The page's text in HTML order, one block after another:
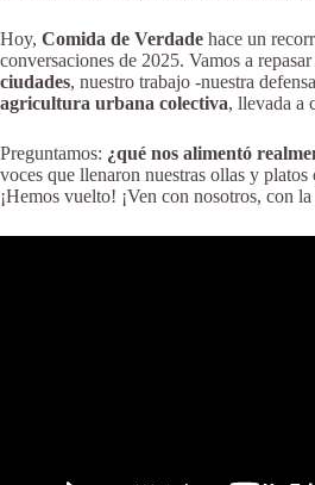
Hoy, Comida de Verdade hace un
conversaciones de 2025. Vamos a repasar
ciudades, nuestro trabajo -nuestra
agricultura urbana colectiva, llevada a
Preguntamos: ¿qué nos alimentó
voces que llenaron nuestras ollas y platos
¡Hemos vuelto! ¡Ven con nosotros, con